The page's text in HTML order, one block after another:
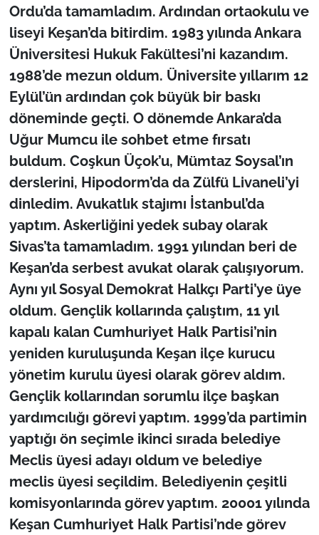
Ordu’da tamamladım. Ardından ortaokulu ve
liseyi Keşan’da bitirdim. 1983 yılında Ankara
Üniversitesi Hukuk Fakültesi’ni kazandım.
1988’de mezun oldum. Üniversite yıllarım 12
Eylül’ün ardından çok büyük bir baskı
döneminde geçti. O dönemde Ankara’da
Uğur Mumcu ile sohbet etme fırsatı
buldum. Coşkun Üçok’u, Mümtaz Soysal’ın
derslerini, Hipodorm’da da Zülfü Livaneli’yi
dinledim. Avukatlık stajımı İstanbul’da
yaptım. Askerliğini yedek subay olarak
Sivas’ta tamamladım. 1991 yılından beri de
Keşan’da serbest avukat olarak çalışıyorum.
Aynı yıl Sosyal Demokrat Halkçı Parti’ye üye
oldum. Gençlik kollarında çalıştım, 11 yıl
kapalı kalan Cumhuriyet Halk Partisi’nin
yeniden kuruluşunda Keşan ilçe kurucu
yönetim kurulu üyesi olarak görev aldım.
Gençlik kollarından sorumlu ilçe başkan
yardımcılığı görevi yaptım. 1999’da partimin
yaptığı ön seçimle ikinci sırada belediye
Meclis üyesi adayı oldum ve belediye
meclis üyesi seçildim. Belediyenin çeşitli
komisyonlarında görev yaptım. 20001 yılında
Keşan Cumhuriyet Halk Partisi’nde görev